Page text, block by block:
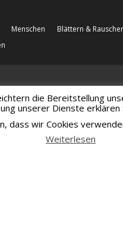
Menschen
Blättern &
die Bereitstellung
unserer Dienste erklären
dass wir Cookies
Weiterlesen